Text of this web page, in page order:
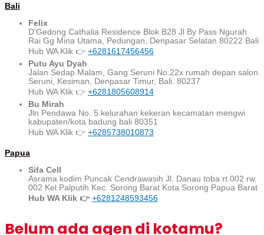
Bali
Felix
D’Gedong Cathalia Residence Blok B28 Jl By Pass Ngurah
Rai Gg Mina Utama, Pedungan, Denpasar Selatan 80222 Bali
Hub WA Klik 👉 +6281617456456
Putu Ayu Dyah
Jalan Sedap Malam, Gang Seruni No.22x rumah depan salon
Seruni, Kesiman, Denpasar Timur, Bali. 80237
Hub WA Klik 👉 +6281805608914
Bu Mirah
Jln Pendawa No. 5 kelurahan kekeran kecamatan mengwi
kabupaten/kota badung bali 80351
Hub WA Klik 👉 +6285738010873
Papua
Sifa Cell
Asrama kodim Puncak Cendrawasih Jl. Danau toba rt.002 rw.
002 Kel.Palputih Kec. Sorong Barat Kota Sorong Papua Barat
Hub WA Klik 👉 +6281248593456
Belum ada agen di kotamu?